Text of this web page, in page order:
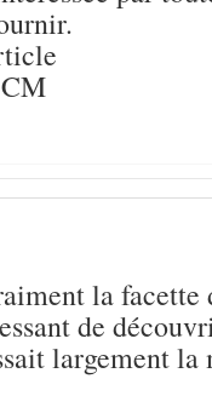
la facette
de
largement la